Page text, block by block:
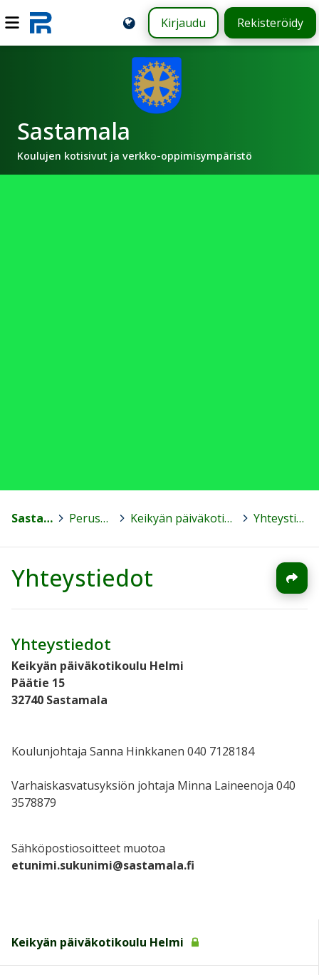
Kirjaudu Rekisteröidy
Sastamala
Koulujen kotisivut ja verkko-oppimisympäristö
Sastamala > Peruskoulut > Keikyän päiväkotikoulu Helmi > Yhteystiedot
Yhteystiedot
Yhteystiedot
Keikyän päiväkotikoulu Helmi
Päätie 15
32740 Sastamala
Koulunjohtaja Sanna Hinkkanen 040 7128184
Varhaiskasvatusyksiön johtaja Minna Laineenoja 040
3578879
Sähköpostiosoitteet muotoa
etunimi.sukunimi@sastamala.fi
Keikyän päiväkotikoulu Helmi